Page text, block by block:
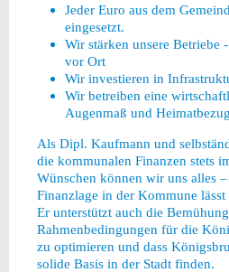
Jeder Euro aus dem
eingesetzt.
Wir stärken unsere Betriebe
vor Ort
Wir investieren in
Wir betreiben eine
Augenmaß und Heimatbezug
Als Dipl. Kaufmann und
die kommunalen Finanzen stets
Wünschen können wir uns alles
Finanzlage in der Kommune
Er unterstützt auch die
Rahmenbedingungen für die
zu optimieren und dass
solide Basis in der Stadt finden.